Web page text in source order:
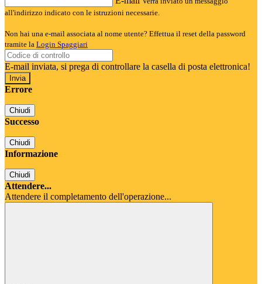
all'indirizzo indicato con le istruzioni necessarie.
Non hai una e-mail associata al nome utente? Effettua il reset della password
tramite la Login Spaggiari
E-mail inviata, si prega di controllare la casella di posta elettronica!
Errore
Chiudi
Successo
Chiudi
Informazione
Chiudi
Attendere...
Attendere il completamento dell'operazione...